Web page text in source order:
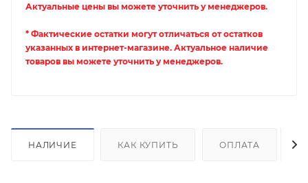
Актуальные цены вы можете уточнить у менеджеров.
* Фактические остатки могут отличаться от остатков
указанных в интернет-магазине. Актуальное наличие
товаров вы можете уточнить у менеджеров.
НАЛИЧИЕ КАК КУПИТЬ ОПЛАТА